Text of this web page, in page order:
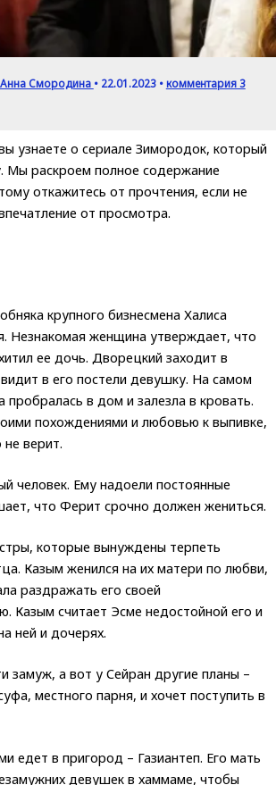
Анна Смородина • 22.01.2023 •комментария 3
узнаете о сериале Зимородок, который
Мы раскроем полное содержание
откажитесь от прочтения, если не
от просмотра.
крупного бизнесмена Халиса
Незнакомая женщина утверждает, что
ее дочь. Дворецкий заходит в
в его постели девушку. На самом
в дом и залезла в кровать.
похождениями и любовью к выпивке,
верит.
человек. Ему надоели постоянные
что Ферит срочно должен жениться.
которые вынуждены терпеть
Казым женился на их матери по любви,
раздражать его своей
Казым считает Эсме недостойной его и
ней и дочерях.
замуж, а вот у Сейран другие планы –
местного парня, и хочет поступить в
едет в пригород – Газиантеп. Его мать
девушек в хаммаме, чтобы